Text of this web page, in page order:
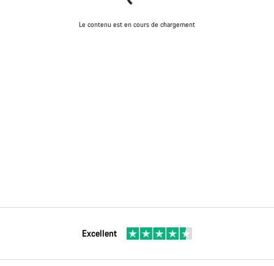
Le contenu est en cours de chargement
Excellent